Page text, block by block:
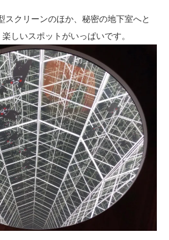
スクリーンのほか、秘密の地下室へと
しいスポットがいっぱいです。